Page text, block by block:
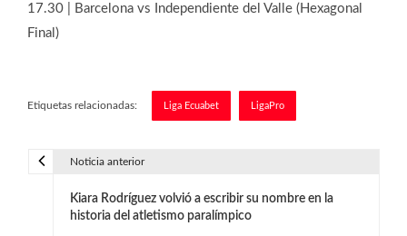
17.30 | Barcelona vs Independiente del Valle (Hexagonal
Final)
Etiquetas relacionadas: Liga Ecuabet LigaPro
Noticia anterior
Kiara Rodríguez volvió a escribir su nombre en la
historia del atletismo paralímpico